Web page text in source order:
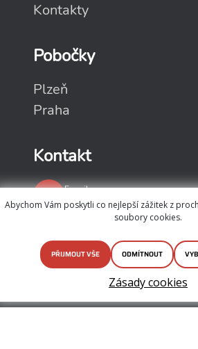
©2026 Apollo IT/DATA
Pobočky
Kontakt
Kontakty
Plzeň
Praha
E-mail
info@apollodata.cz
LinkedIn
Apollo Data s.r.o.
Abychom Vám poskytli co nejlepší zážitek z
soubory cookies.
PŘIJMOUT VŠE ODMÍTNOUT
Zásady cookies